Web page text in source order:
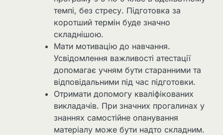
темпі, без стресу. Підготовка за
коротший термін буде значно
складнішою.
Мати мотивацію до навчання.
Усвідомлення важливості атестації
допомагає учням бути старанними та
відповідальними під час підготовки.
Отримати допомогу кваліфікованих
викладачів. При значних прогалинах у
знаннях самостійне опанування
матеріалу може бути надто складним.